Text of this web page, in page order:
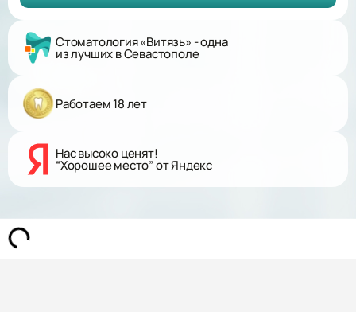
Стоматология «Витязь» - одна
из лучших в Севастополе
Работаем 18 лет
Нас высоко ценят!
“Хорошее место” от Яндекс